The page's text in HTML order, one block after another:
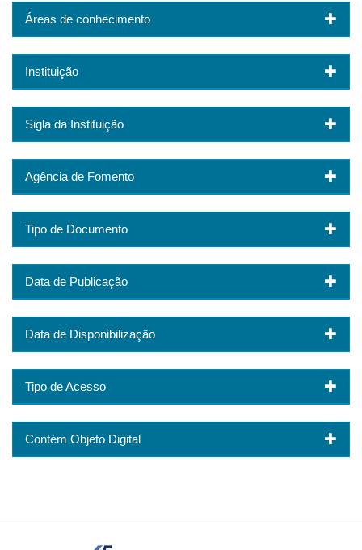
Áreas de conhecimento
Instituição
Sigla da Instituição
Agência de Fomento
Tipo de Documento
Data de Publicação
Data de Disponibilização
Tipo de Acesso
Contém Objeto Digital